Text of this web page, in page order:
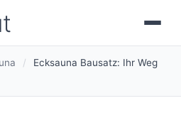
/
Ecksauna Bausatz: Ihr Weg